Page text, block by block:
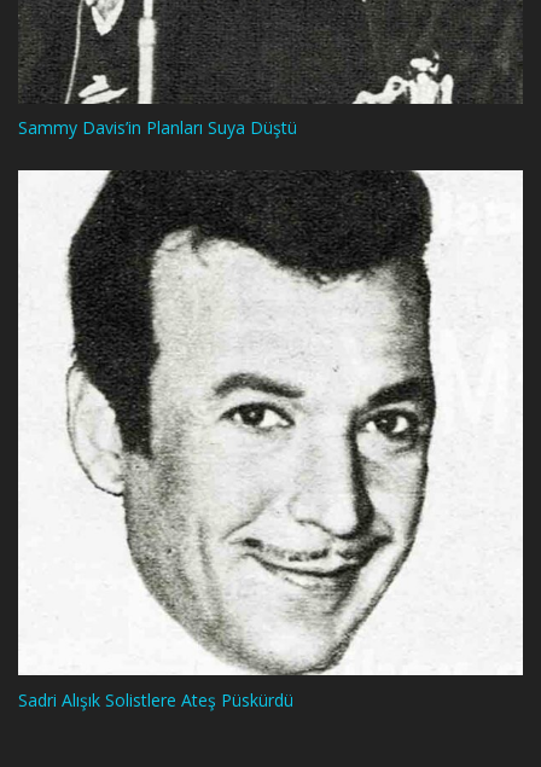
Sammy Davis’in Planları Suya Düştü
Sadri Alışık Solistlere Ateş Püskürdü